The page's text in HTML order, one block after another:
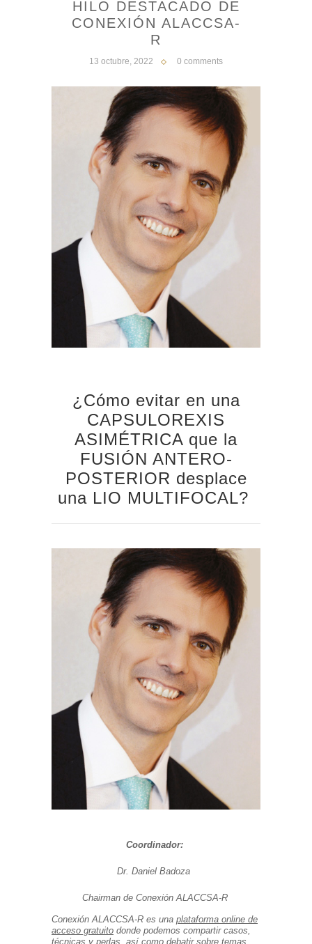
HILO DESTACADO DE
CONEXIÓN ALACCSA-
R
13 octubre, 2022 0 comments
¿Cómo evitar en una
CAPSULOREXIS
ASIMÉTRICA que la
FUSIÓN ANTERO-
POSTERIOR desplace
una LIO MULTIFOCAL?
Coordinador:
Dr. Daniel Badoza
Chairman de Conexión ALACCSA-R
Conexión ALACCSA-R es una plataforma online de
acceso gratuito donde podemos compartir casos,
técnicas y perlas, así como debatir sobre temas